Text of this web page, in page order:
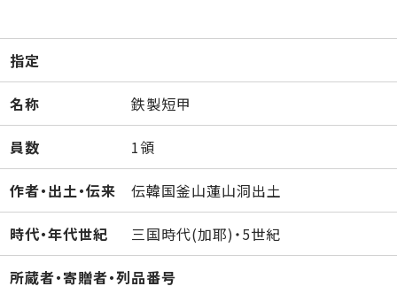
指定
名称 鉄製短甲
員数 1領
作者・出土・伝来 伝韓国釜山蓮山洞出土
時代・年代世紀 三国時代(加耶)・5世紀
所蔵者・寄贈者・列品番号